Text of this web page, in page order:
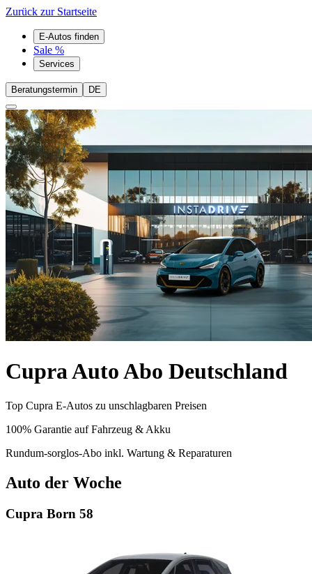
Zurück zur Startseite
E-Autos finden
Sale %
Services
Beratungstermin DE
Cupra Auto Abo Deutschland
Top Cupra E-Autos zu unschlagbaren Preisen
100% Garantie auf Fahrzeug & Akku
Rundum-sorglos-Abo inkl. Wartung & Reparaturen
Auto der Woche
Cupra Born 58